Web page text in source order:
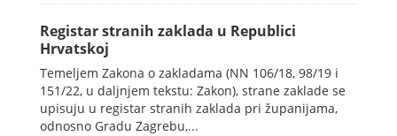
Registar stranih zaklada u Republici
Hrvatskoj
Temeljem Zakona o zakladama (NN 106/18, 98/19 i
151/22, u daljnjem tekstu: Zakon), strane zaklade se
upisuju u registar stranih zaklada pri županijama,
odnosno Gradu Zagrebu,...